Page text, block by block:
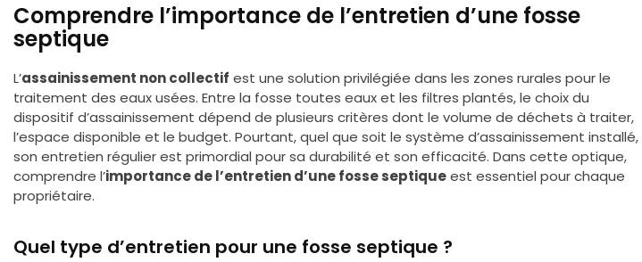
Comprendre l’importance de l’entretien d’une fosse
septique
L’assainissement non collectif est une solution privilégiée dans les zones rurales pour le
traitement des eaux usées. Entre la fosse toutes eaux et les filtres plantés, le choix du
dispositif d’assainissement dépend de plusieurs critères dont le volume de déchets à traiter,
l’espace disponible et le budget. Pourtant, quel que soit le système d’assainissement installé,
son entretien régulier est primordial pour sa durabilité et son efficacité. Dans cette optique,
comprendre l’importance de l’entretien d’une fosse septiqueest essentiel pour chaque
propriétaire.
Quel type d’entretien pour une fosse septique ?